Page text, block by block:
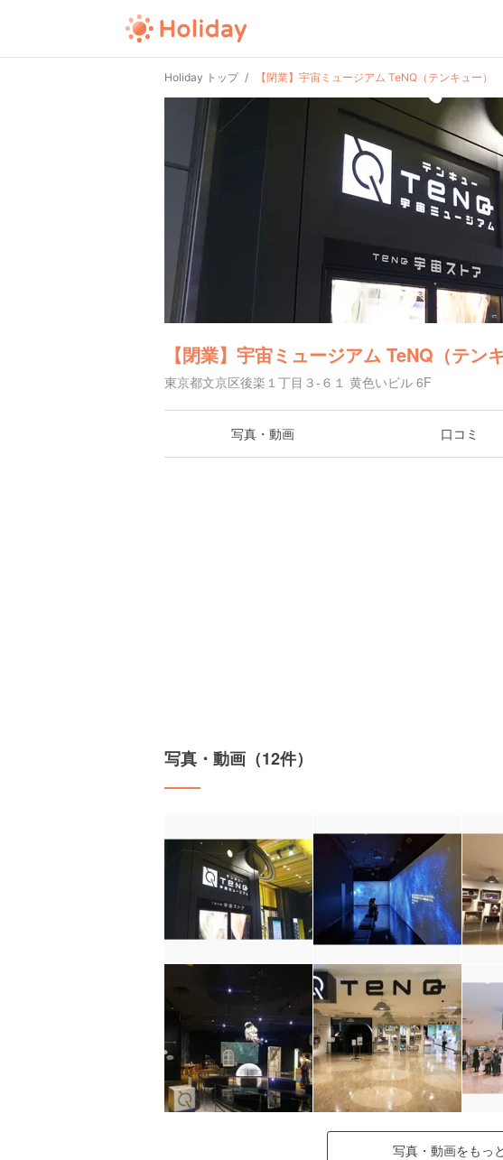
Holiday トップ 【閉業】宇宙ミュージアム TeNQ（テンキュー）
【閉業】宇宙ミュージアム TeNQ（テン
東京都文京区後楽１丁目３-６１ 黄色いビル 6F
写真・動画 口コミ
写真・動画（12件）
写真・動画をもっ